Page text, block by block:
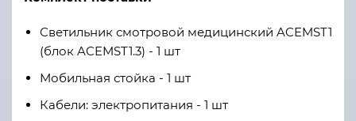
Светильник смотровой медицинский ACEMST1
(блок ACEMST1.3) - 1 шт
Мобильная стойка - 1 шт
Кабели: электропитания - 1 шт